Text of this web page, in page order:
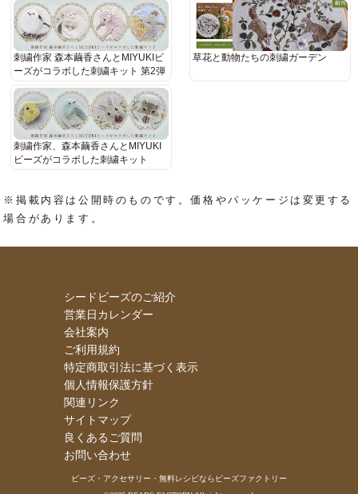
刺繍作家 森本繭香さんとMIYUKIビ
ーズがコラボした刺繍キット 第2弾
草花と動物たちの刺繍ガーデン
刺繍作家、森本繭香さんとMIYUKI
ビーズがコラボした刺繍キット
※掲載内容は公開時のものです。価格やパッケージは変更する
場合があります。
シードビーズのご紹介
営業日カレンダー
会社案内
ご利用規約
特定商取引法に基づく表示
個人情報保護方針
関連リンク
サイトマップ
良くあるご質問
お問い合わせ
ビーズ・アクセサリー・無料レシピならビーズファクトリー